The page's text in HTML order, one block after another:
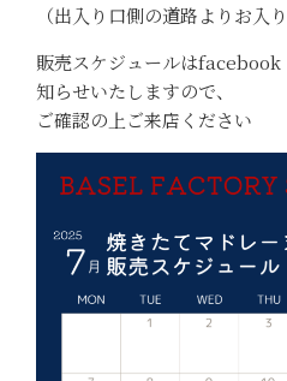
（出入り口側の道路よりお入
販売スケジュールは
知らせいたしますので、
ご確認の上ご来店ください